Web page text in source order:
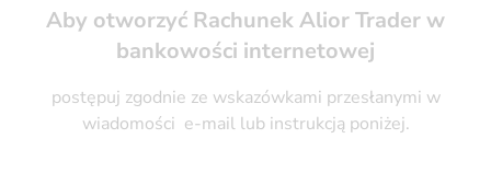
Aby otworzyć Rachunek Alior Trader w
bankowości internetowej
postępuj zgodnie ze wskazówkami przesłanymi w
wiadomości e-mail lub instrukcją poniżej.